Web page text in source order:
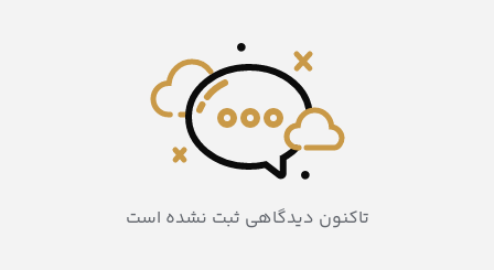
تاکنون دیدگاهی ثبت نشده است